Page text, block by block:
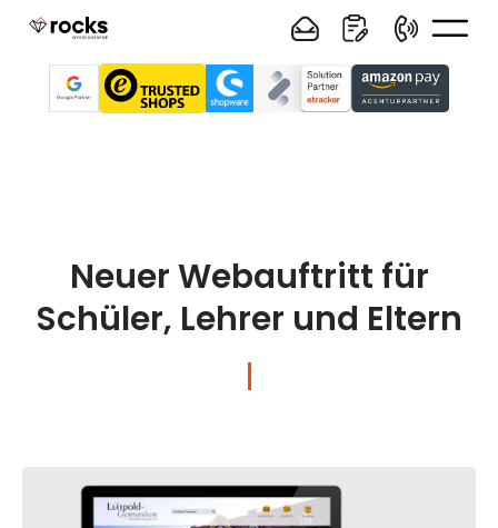
Neuer Webauftritt für
Schüler, Lehrer und Eltern